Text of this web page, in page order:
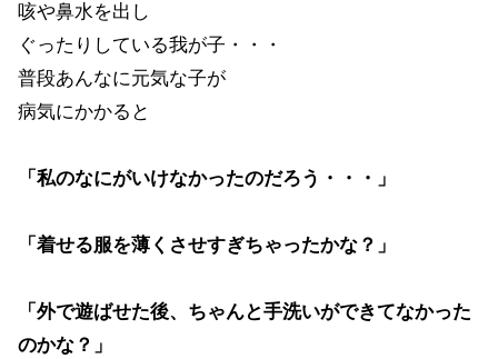
咳や鼻水を出し
ぐったりしている我が子・・・
普段あんなに元気な子が
病気にかかると
「私のなにがいけなかったのだろう・・・」
「着せる服を薄くさせすぎちゃったかな？」
「外で遊ばせた後、ちゃんと手洗いができてなかった
のかな？」